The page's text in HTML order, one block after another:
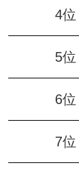
4位
5位
6位
7位